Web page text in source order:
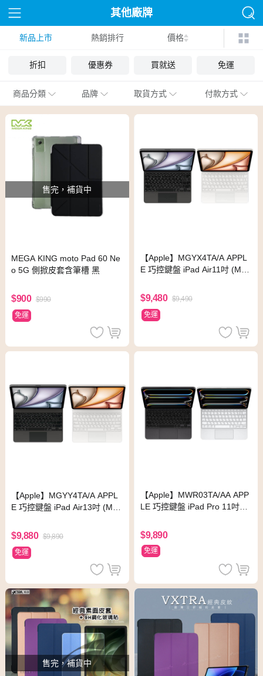
其他廠牌
新品上市 熱銷排行 價格
折扣 優惠券 買就送 免運
商品分類 品牌 取貨方式 付款方式
售完，補貨中
MEGA KING moto Pad 60 Ne
o 5G 側掀皮套含筆槽 黑
$900 $990
免運
【Apple】MGYX4TA/A APPL
E 巧控鍵盤 iPad Air11吋 (M4)
$9,480 $9,490
免運
【Apple】MGYY4TA/A APPL
E 巧控鍵盤 iPad Air13吋 (M4)
$9,880 $9,890
免運
【Apple】MWR03TA/AA APP
LE 巧控鍵盤 iPad Pro 11吋
$9,890
免運
售完，補貨中